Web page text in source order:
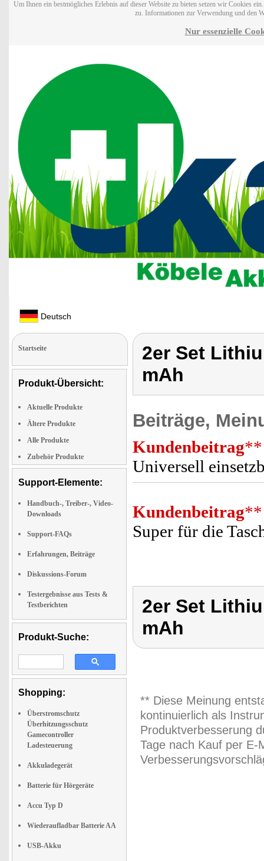
Um Ihnen ein bestmögliches Erlebnis auf dieser Website zu bieten setzen wir Cookies
zu. Informationen zur Verwendung und den
Nur essenzielle
Deutsch
Startseite
Produkt-Übersicht:
Aktuelle Produkte
Ältere Produkte
Alle Produkte
Zubehör Produkte
Support-Elemente:
Handbuch-, Treiber-, Video-
Downloads
Support-FAQs
Erfahrungen, Beiträge
Diskussions-Forum
Testergebnisse aus Tests &
Testberichten
Produkt-Suche:
Shopping:
Überstromschutz
Überhitzungsschutz
Gamecontroller
Ladesteuerung
Akkuladegerät
Batterie für Hörgeräte
Accu Typ D
Wiederaufladbar Batterie AA
USB-Akku
2er Set
mAh
Beiträge,
Kundenbeitrag**
Universell
Kundenbeitrag**
Super für die
2er Set
mAh
** Diese Meinung
kontinuierlich als
Produktverbesserung
Tage nach Kauf per E-